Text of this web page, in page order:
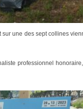
sur une des sept collines
professionnel